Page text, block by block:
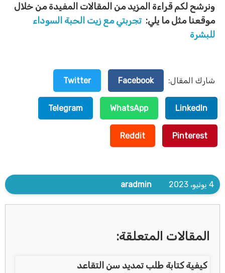
ونرشح لكم قراءة المزيد من المقالات المفيدة من خلال
موقعنا مثل ما يلي: تجربتي مع زيت الحبة السوداء
للبشرة
شارك المقال: Facebook
Twitter
LinkedIn
WhatsApp
Telegram
Pinterest
Reddit
4 يونيو، 2023 aradmin
المقالات المتعلقة:
كيفية كتابة طلب تمديد سن التقاعد